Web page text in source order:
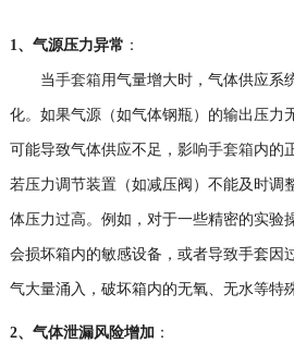
1、 气源压力异常 ：
当手套箱用气量增大时，气体供应系
化。如果气源（如气体钢瓶）的输出压力
可能导致气体供应不足，影响手套箱内的
若压力调节装置（如减压阀）不能及时调
体压力过高。例如，对于一些精密的实验
会损坏箱内的敏感设备，或者导致手套因
气大量涌入，破坏箱内的无氧、无水等特
2、 气体泄漏风险增加 ：